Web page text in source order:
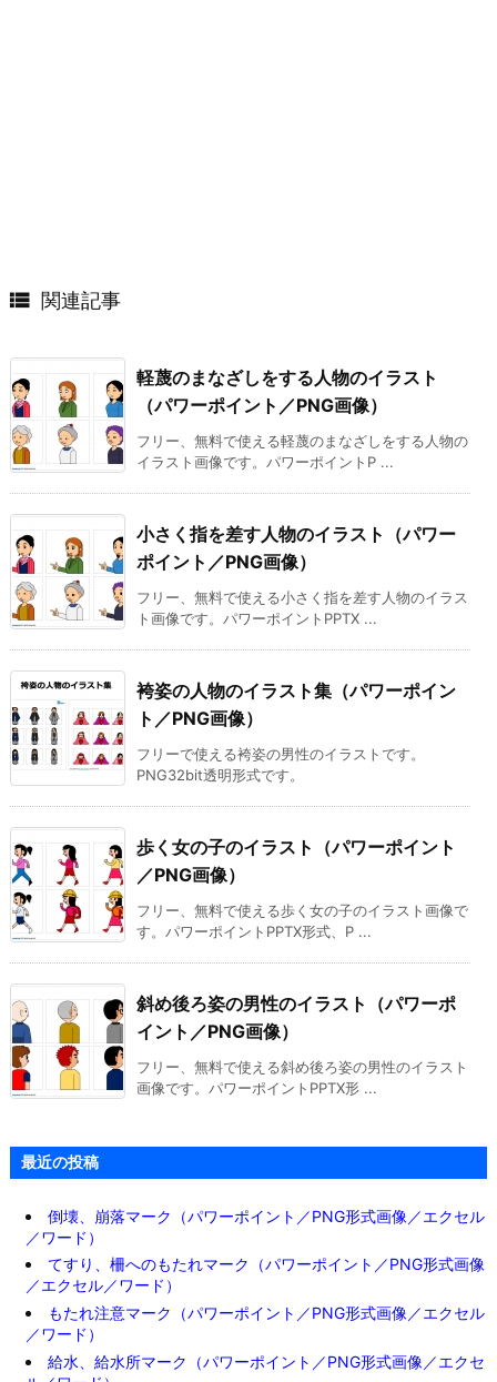
 関連記事
軽蔑のまなざしをする人物のイラスト
（パワーポイント／PNG画像）
フリー、無料で使える軽蔑のまなざしをする人物の
イラスト画像です。パワーポイントP ...
小さく指を差す人物のイラスト（パワー
ポイント／PNG画像）
フリー、無料で使える小さく指を差す人物のイラス
ト画像です。パワーポイントPPTX ...
袴姿の人物のイラスト集（パワーポイン
ト／PNG画像）
フリーで使える袴姿の男性のイラストです。
PNG32bit透明形式です。
歩く女の子のイラスト（パワーポイント
／PNG画像）
フリー、無料で使える歩く女の子のイラスト画像で
す。パワーポイントPPTX形式、P ...
斜め後ろ姿の男性のイラスト（パワーポ
イント／PNG画像）
フリー、無料で使える斜め後ろ姿の男性のイラスト
画像です。パワーポイントPPTX形 ...
最近の投稿
倒壊、崩落マーク（パワーポイント／PNG形式画像／エクセル
／ワード）
てすり、柵へのもたれマーク（パワーポイント／PNG形式画像
／エクセル／ワード）
もたれ注意マーク（パワーポイント／PNG形式画像／エクセル
／ワード）
給水、給水所マーク（パワーポイント／PNG形式画像／エクセ